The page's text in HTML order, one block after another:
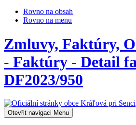
Rovno na obsah
Rovno na menu
Zmluvy, Faktúry,
- Faktúry - Detail
DF2023/950
Otevřit navigaci Menu